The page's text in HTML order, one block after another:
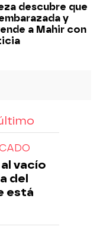
descubre que
y
a Mahir con
vacío
del
está